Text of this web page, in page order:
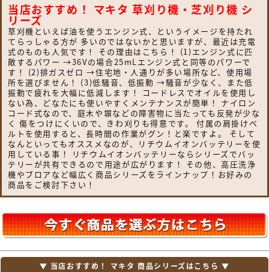
当店おすすめ！ マキタ 草刈り機・芝刈り機 シ
リーズ
草刈機といえば油を使うエンジン式、というイメージを持たれ
てらっしゃる方が 多いのではないかと思いますが、最近は充電
式のものも人気です！ その理由はこちら！ (1)エンジン式に匹
敵するパワー →36Vの場合25mLエンジン式と同等のパワーで
す！ (2)排ガスゼロ →住宅地・人通りが多い場所など、使用場
所を選びません！ (3)低騒音、低振動 →騒音が少なく、また低
振動で疲れを大幅に低減します！ コードレスでオイルを使用し
ない為、どなたにも使いやすくメンテナンスが簡単！ ナイロン
コード式なので、庭木や塀などの障害物に当たっても反発が少な
く 傷をつけにくいので、きわ刈りも得意です。 付属の肩掛けベ
ルトを使用すると、長時間の作業がグン！と楽ですよ。 そして
なんといってもオススメなのが、リチウムイオンバッテリーを使
用している事！ リチウムイオンバッテリーならシリーズでバッ
テリーが共有できるので用途が広がります！ その他、高圧洗浄
機やブロアなど幅広く商品シリーズをラインナップ！お好みの
商品をご検討下さい！
▼ 当店おすすめ！ マキタ 商品シリーズはこちら ▼